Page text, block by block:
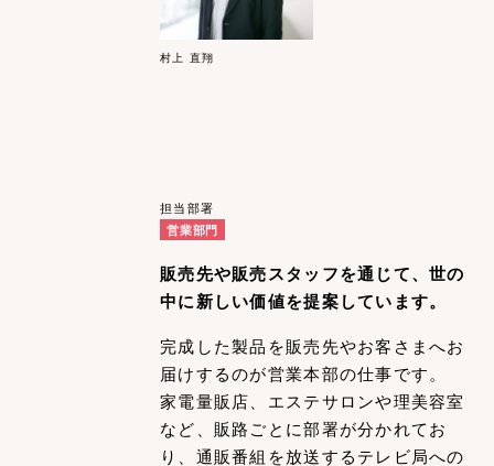
村上 直翔
担当部署
営業部門
販売先や販売スタッフを通じて、世の
中に新しい価値を提案しています。
完成した製品を販売先やお客さまへお
届けするのが営業本部の仕事です。
家電量販店、エステサロンや理美容室
など、販路ごとに部署が分かれてお
り、通販番組を放送するテレビ局への